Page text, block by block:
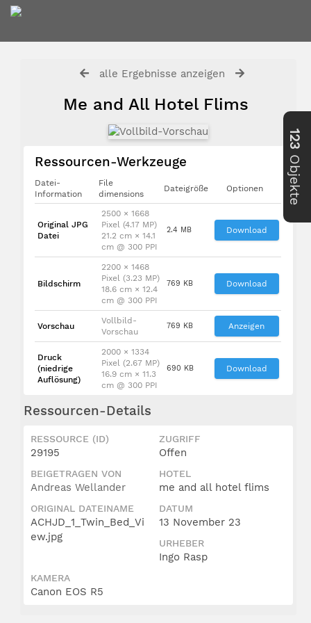
alle Ergebnisse anzeigen
Me and All Hotel Flims
Ressourcen-Werkzeuge
Datei-
Information
File
dimensions
Dateigröße Optionen
Original JPG
Datei
2500 × 1668
Pixel (4.17 MP)
21.2 cm × 14.1
cm @ 300 PPI
2.4 MB Download
Bildschirm
2200 × 1468
Pixel (3.23 MP)
18.6 cm × 12.4
cm @ 300 PPI
769 KB Download
Vorschau
Vollbild-
Vorschau
769 KB Anzeigen
Druck
(niedrige
Auflösung)
2000 × 1334
Pixel (2.67 MP)
16.9 cm × 11.3
cm @ 300 PPI
690 KB Download
Ressourcen-Details
RESSOURCE (ID)
29195
ZUGRIFF
Offen
BEIGETRAGEN VON
Andreas Wellander
HOTEL
me and all hotel flims
ORIGINAL DATEINAME
ACHJD_1_Twin_Bed_Vi
ew.jpg
DATUM
13 November 23
URHEBER
Ingo Rasp
KAMERA
Canon EOS R5
123
Objekte